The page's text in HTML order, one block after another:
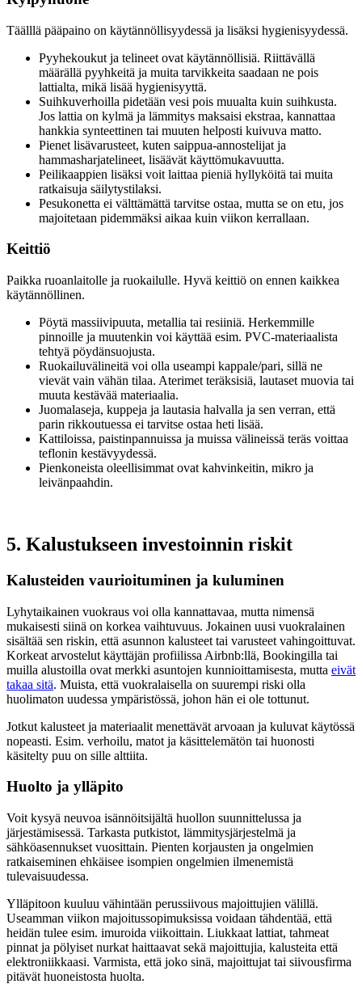
Täälllä pääpaino on käytännöllisyydessä ja lisäksi hygienisyydessä.
Pyyhekoukut ja telineet ovat käytännöllisiä. Riittävällä
määrällä pyyhkeitä ja muita tarvikkeita saadaan ne pois
lattialta, mikä lisää hygienisyyttä.
Suihkuverhoilla pidetään vesi pois muualta kuin suihkusta.
Jos lattia on kylmä ja lämmitys maksaisi ekstraa, kannattaa
hankkia synteettinen tai muuten helposti kuivuva matto.
Pienet lisävarusteet, kuten saippua-annostelijat ja
hammasharjatelineet, lisäävät käyttömukavuutta.
Peilikaappien lisäksi voit laittaa pieniä hyllyköitä tai muita
ratkaisuja säilytystilaksi.
Pesukonetta ei välttämättä tarvitse ostaa, mutta se on etu, jos
majoitetaan pidemmäksi aikaa kuin viikon kerrallaan.
Keittiö
Paikka ruoanlaitolle ja ruokailulle. Hyvä keittiö on ennen kaikkea
käytännöllinen.
Pöytä massiivipuuta, metallia tai resiiniä. Herkemmille
pinnoille ja muutenkin voi käyttää esim. PVC-materiaalista
tehtyä pöydänsuojusta.
Ruokailuvälineitä voi olla useampi kappale/pari, sillä ne
vievät vain vähän tilaa. Aterimet teräksisiä, lautaset muovia tai
muuta kestävää materiaalia.
Juomalaseja, kuppeja ja lautasia halvalla ja sen verran, että
parin rikkoutuessa ei tarvitse ostaa heti lisää.
Kattiloissa, paistinpannuissa ja muissa välineissä teräs voittaa
teflonin kestävyydessä.
Pienkoneista oleellisimmat ovat kahvinkeitin, mikro ja
leivänpaahdin.
5. Kalustukseen investoinnin riskit
Kalusteiden vaurioituminen ja kuluminen
Lyhytaikainen vuokraus voi olla kannattavaa, mutta nimensä
mukaisesti siinä on korkea vaihtuvuus. Jokainen uusi vuokralainen
sisältää sen riskin, että asunnon kalusteet tai varusteet vahingoittuvat.
Korkeat arvostelut käyttäjän profiilissa Airbnb:llä, Bookingilla tai
muilla alustoilla ovat merkki asuntojen kunnioittamisesta, mutta eivät
takaa sitä. Muista, että vuokralaisella on suurempi riski olla
huolimaton uudessa ympäristössä, johon hän ei ole tottunut.
Jotkut kalusteet ja materiaalit menettävät arvoaan ja kuluvat käytössä
nopeasti. Esim. verhoilu, matot ja käsittelemätön tai huonosti
käsitelty puu on sille alttiita.
Huolto ja ylläpito
Voit kysyä neuvoa isännöitsijältä huollon suunnittelussa ja
järjestämisessä. Tarkasta putkistot, lämmitysjärjestelmä ja
sähköasennukset vuosittain. Pienten korjausten ja ongelmien
ratkaiseminen ehkäisee isompien ongelmien ilmenemistä
tulevaisuudessa.
Ylläpitoon kuuluu vähintään perussiivous majoittujien välillä.
Useamman viikon majoitussopimuksissa voidaan tähdentää, että
heidän tulee esim. imuroida viikoittain. Liukkaat lattiat, tahmeat
pinnat ja pölyiset nurkat haittaavat sekä majoittujia, kalusteita että
elektroniikkaasi. Varmista, että joko sinä, majoittujat tai siivousfirma
pitävät huoneistosta huolta.